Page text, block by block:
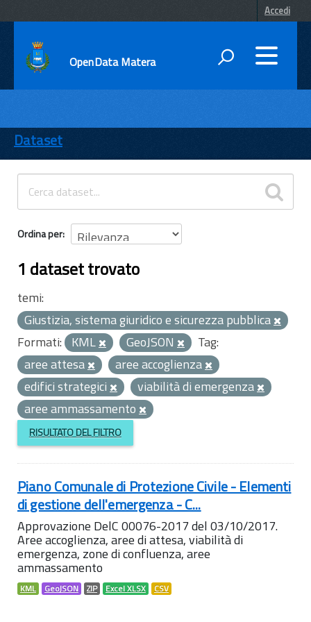
Accedi
OpenData Matera
ENTI
TEMI
INFORMAZIONI
Dataset
Ordina per
1 dataset trovato
temi:
Giustizia, sistema giuridico e sicurezza pubblica
Formati: KML GeoJSON
Tag:
aree attesa
aree accoglienza
edifici strategici
viabilità di emergenza
aree ammassamento
RISULTATO DEL FILTRO
Piano Comunale di Protezione Civile - Elementi
di gestione dell'emergenza - C...
Approvazione DelC 00076-2017 del 03/10/2017.
Aree accoglienza, aree di attesa, viabilità di
emergenza, zone di confluenza, aree
ammassamento
KML GeoJSON ZIP Excel XLSX CSV